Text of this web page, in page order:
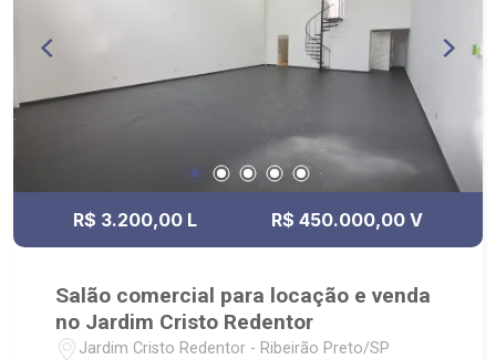
R$ 3.200,00 L R$ 450.000,00 V
Salão comercial para locação e venda
no Jardim Cristo Redentor
Jardim Cristo Redentor - Ribeirão Preto/SP